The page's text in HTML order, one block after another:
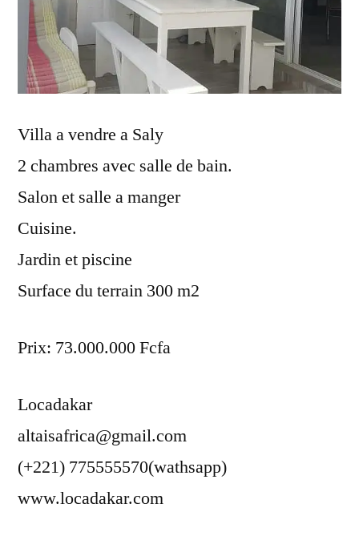
Villa a vendre a Saly
2 chambres avec salle de bain.
Salon et salle a manger
Cuisine.
Jardin et piscine
Surface du terrain 300 m2
Prix: 73.000.000 Fcfa
Locadakar
altaisafrica@gmail.com
(+221) 775555570(wathsapp)
www.locadakar.com